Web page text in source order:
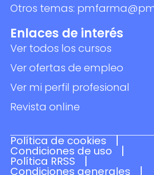
Enlaces de interés
Ver todos los cursos
Ver ofertas de empleo
Ver mi perfil profesional
Revista online
Otros temas:
Política de cookies
Condiciones de uso
Política RRSS
Condiciones generales